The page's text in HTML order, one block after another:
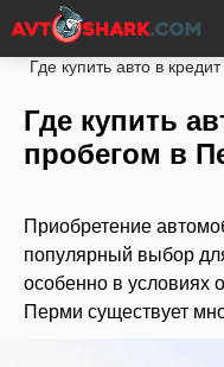
Главная Статьи
Где купить авто в
Где купить
пробегом в
Приобретение
популярный выбор
особенно в условиях
Перми существует